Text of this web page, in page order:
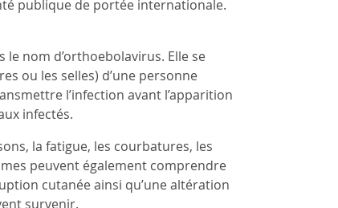
publique de portée internationale.
nom d’orthoebolavirus. Elle se
ou les selles) d’une personne
l’infection avant l’apparition
infectés.
la fatigue, les courbatures, les
peuvent également comprendre
cutanée ainsi qu’une altération
survenir.